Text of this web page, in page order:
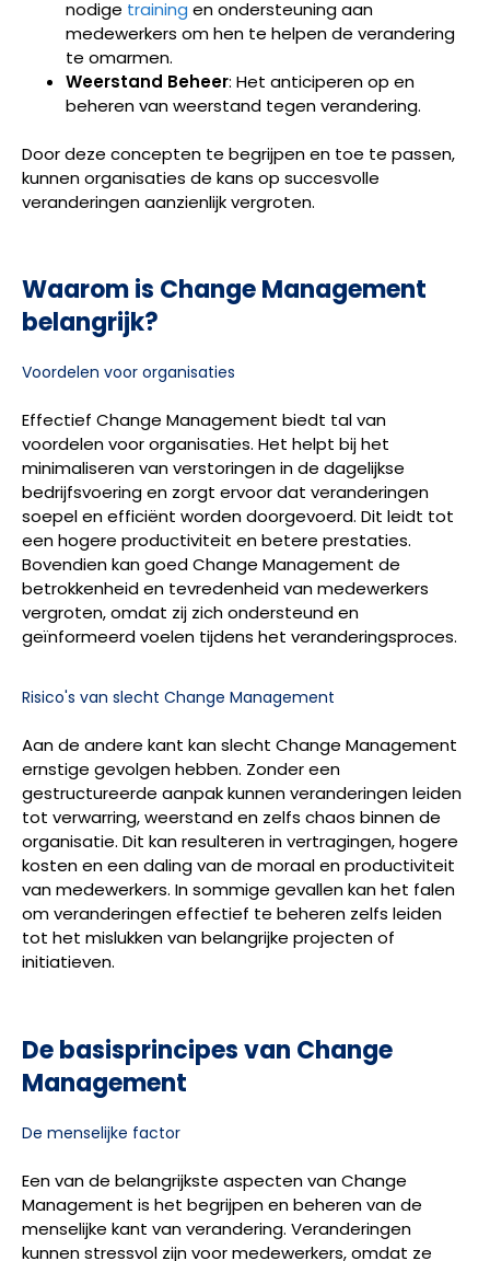
nodige training en ondersteuning aan
medewerkers om hen te helpen de verandering
te omarmen.
Weerstand Beheer: Het anticiperen op en
beheren van weerstand tegen verandering.
Door deze concepten te begrijpen en toe te passen,
kunnen organisaties de kans op succesvolle
veranderingen aanzienlijk vergroten.
Waarom is Change Management
belangrijk?
Voordelen voor organisaties
Effectief Change Management biedt tal van
voordelen voor organisaties. Het helpt bij het
minimaliseren van verstoringen in de dagelijkse
bedrijfsvoering en zorgt ervoor dat veranderingen
soepel en efficiënt worden doorgevoerd. Dit leidt tot
een hogere productiviteit en betere prestaties.
Bovendien kan goed Change Management de
betrokkenheid en tevredenheid van medewerkers
vergroten, omdat zij zich ondersteund en
geïnformeerd voelen tijdens het veranderingsproces.
Risico's van slecht Change Management
Aan de andere kant kan slecht Change Management
ernstige gevolgen hebben. Zonder een
gestructureerde aanpak kunnen veranderingen leiden
tot verwarring, weerstand en zelfs chaos binnen de
organisatie. Dit kan resulteren in vertragingen, hogere
kosten en een daling van de moraal en productiviteit
van medewerkers. In sommige gevallen kan het falen
om veranderingen effectief te beheren zelfs leiden
tot het mislukken van belangrijke projecten of
initiatieven.
De basisprincipes van Change
Management
De menselijke factor
Een van de belangrijkste aspecten van Change
Management is het begrijpen en beheren van de
menselijke kant van verandering. Veranderingen
kunnen stressvol zijn voor medewerkers, omdat ze